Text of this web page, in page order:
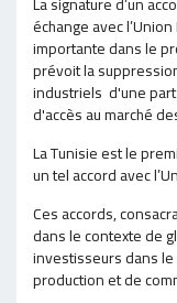
échange avec
importante dans le
prévoit la
industriels d'une
d'accès au marché
La Tunisie est le
un tel accord avec
Ces accords,
dans le contexte de
investisseurs dans
production et de